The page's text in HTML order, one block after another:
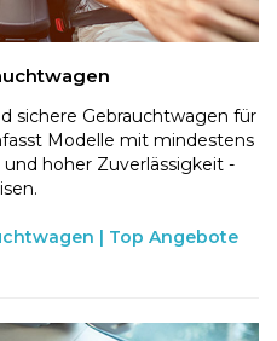
sichere Gebrauchtwagen für
Modelle mit mindestens
hoher Zuverlässigkeit -
| Top Angebote